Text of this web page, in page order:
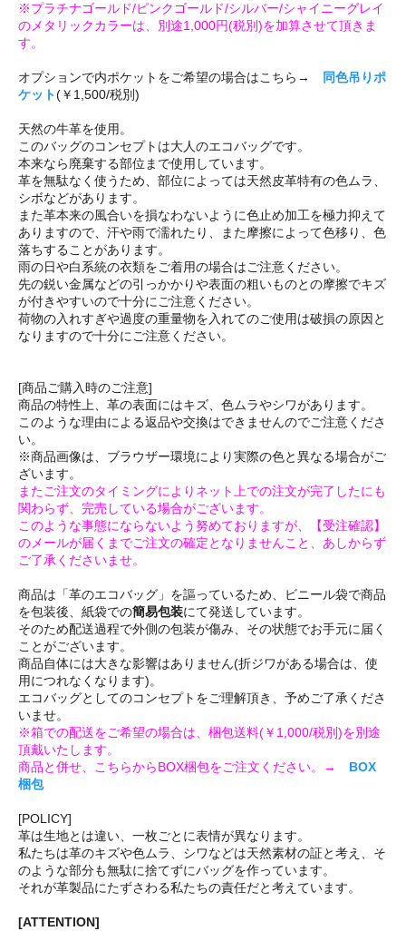
※プラチナゴールド/ピンクゴールド/シルバー/シャイニーグレイ
のメタリックカラーは、別途1,000円(税別)を加算させて頂きま
す。
オプションで内ポケットをご希望の場合はこちら→
同色吊りポ
ケット(￥1,500/税別)
天然の牛革を使用。
このバッグのコンセプトは大人のエコバッグです。
本来なら廃棄する部位まで使用しています。
革を無駄なく使うため、部位によっては天然皮革特有の色ムラ、
シボなどがあります。
また革本来の風合いを損なわないように色止め加工を極力抑えて
ありますので、汗や雨で濡れたり、また摩擦によって色移り、色
落ちすることがあります。
雨の日や白系統の衣類をご着用の場合はご注意ください。
先の鋭い金属などの引っかかりや表面の粗いものとの摩擦でキズ
が付きやすいので十分にご注意ください。
荷物の入れすぎや過度の重量物を入れてのご使用は破損の原因と
なりますので十分にご注意ください。
[商品ご購入時のご注意]
商品の特性上、革の表面にはキズ、色ムラやシワがあります。
このような理由による返品や交換はできませんのでご注意くださ
い。
※商品画像は、ブラウザー環境により実際の色と異なる場合がご
ざいます。
またご注文のタイミングによりネット上での注文が完了したにも
関わらず、完売している場合がございます。
このような事態にならないよう努めておりますが、【受注確認】
のメールが届くまでご注文の確定となりませんこと、あしからず
ご了承くださいませ。
商品は「革のエコバッグ」を謳っているため、ビニール袋で商品
を包装後、紙袋での簡易包装にて発送しています。
そのため配送過程で外側の包装が傷み、その状態でお手元に届く
ことがございます。
商品自体には大きな影響はありません(折ジワがある場合は、使
用につれなくなります)。
エコバッグとしてのコンセプトをご理解頂き、予めご了承くださ
いませ。
※箱での配送をご希望の場合は、梱包送料(￥1,000/税別)を別途
頂戴いたします。
商品と併せ、こちらからBOX梱包をご注文ください。→ BOX
梱包
[POLICY]
革は生地とは違い、一枚ごとに表情が異なります。
私たちは革のキズや色ムラ、シワなどは天然素材の証と考え、そ
のような部分も無駄に捨てずにバッグを作っています。
それが革製品にたずさわる私たちの責任だと考えています。
[ATTENTION]